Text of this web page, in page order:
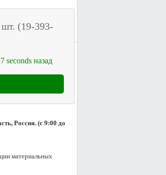
(19-393-
seconds назад
Россия. (с 9:00 до
материальных